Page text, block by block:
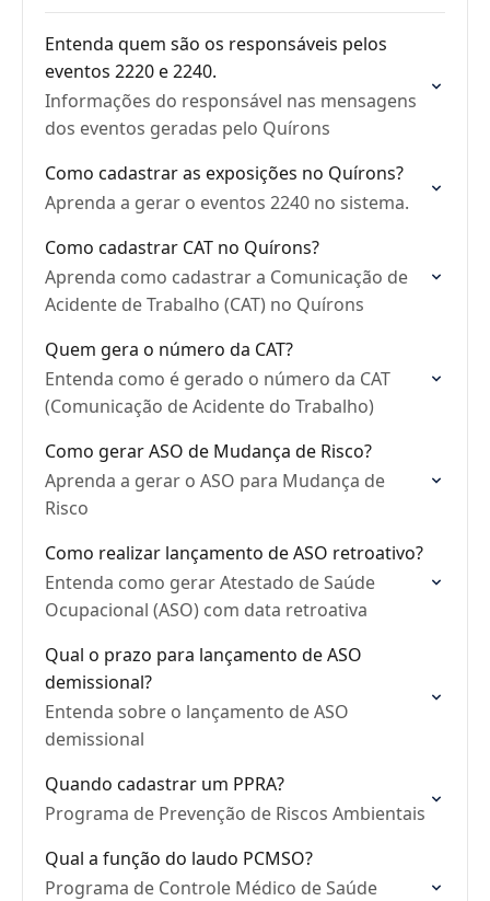
Entenda quem são os responsáveis pelos
eventos 2220 e 2240.
Informações do responsável nas mensagens
dos eventos geradas pelo Quírons
Como cadastrar as exposições no Quírons?
Aprenda a gerar o eventos 2240 no sistema.
Como cadastrar CAT no Quírons?
Aprenda como cadastrar a Comunicação de
Acidente de Trabalho (CAT) no Quírons
Quem gera o número da CAT?
Entenda como é gerado o número da CAT
(Comunicação de Acidente do Trabalho)
Como gerar ASO de Mudança de Risco?
Aprenda a gerar o ASO para Mudança de
Risco
Como realizar lançamento de ASO retroativo?
Entenda como gerar Atestado de Saúde
Ocupacional (ASO) com data retroativa
Qual o prazo para lançamento de ASO
demissional?
Entenda sobre o lançamento de ASO
demissional
Quando cadastrar um PPRA?
Programa de Prevenção de Riscos Ambientais
Qual a função do laudo PCMSO?
Programa de Controle Médico de Saúde